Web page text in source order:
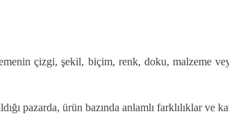
çizgi, şekil, biçim, renk, doku, malzeme
pazarda, ürün bazında anlamlı farklılıklar ve